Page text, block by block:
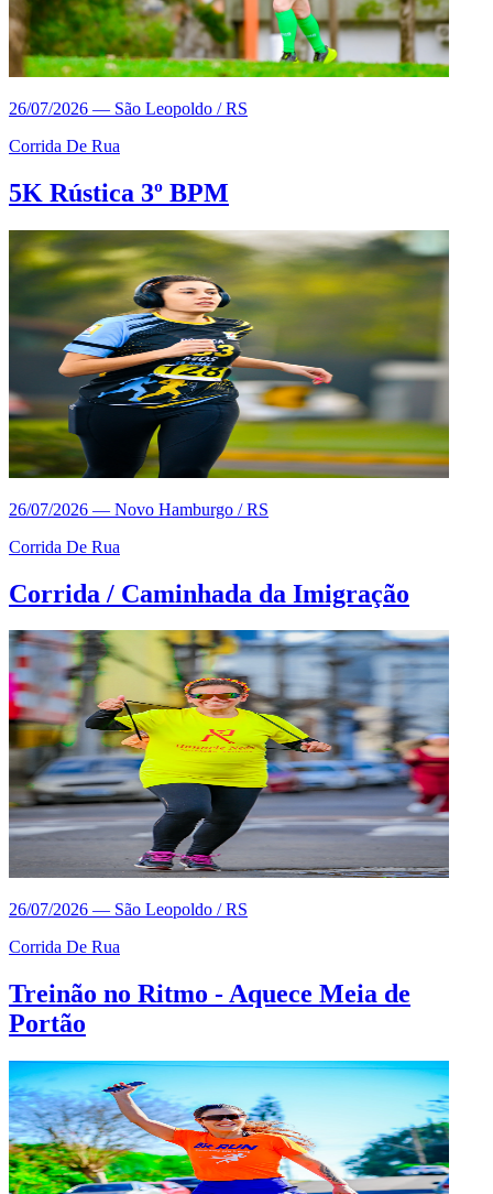
26/07/2026 — São Leopoldo / RS
Corrida De Rua
5K Rústica 3º BPM
26/07/2026 — Novo Hamburgo / RS
Corrida De Rua
Corrida / Caminhada da Imigração
26/07/2026 — São Leopoldo / RS
Corrida De Rua
Treinão no Ritmo - Aquece Meia de
Portão